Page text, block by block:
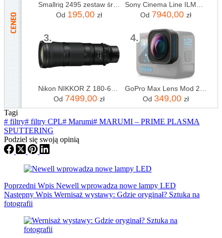
Smallrig 2495 zestaw śrubokrętów składanych hunter (cl-2495)
Od 195,00 zł
Sony Cinema Line ILME-FX30 BODY
Od 7940,00 zł
3.
Nikon NIKKOR Z 180-600mm f/5.6-6.3 VR
Od 7499,00 zł
4.
GoPro Max Lens Mod 2.0 (HERO12 Black)
Od 349,00 zł
Tagi
# filtry# filtry CPL# Marumi# MARUMI – PRIME PLASMA
SPUTTERING
Podziel się swoją opinią
Poprzedni Wpis Newell wprowadza nowe lampy LED
Następny Wpis Wernisaż wystawy: Gdzie oryginał? Sztuka na
fotografii